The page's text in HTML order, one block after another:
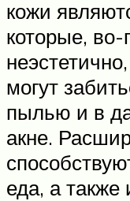
кожи
которые,
могут
пылью и в
акне.
еда, а также